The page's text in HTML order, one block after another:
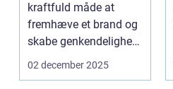
kraftfuld måde at
fremhæve et brand og
skabe genkendelighed
hos båd...
02 december 2025